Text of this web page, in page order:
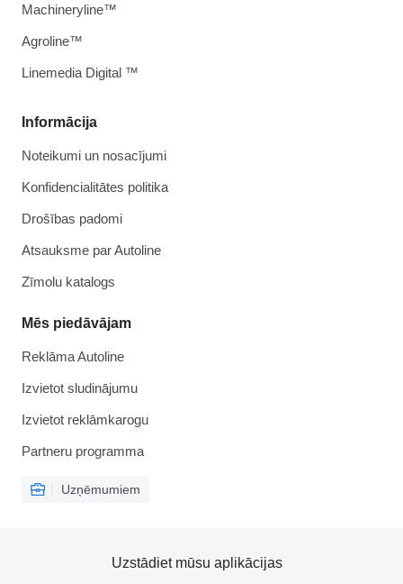
Informācija
Noteikumi un nosacījumi
Konfidencialitātes politika
Drošības padomi
Atsauksme par Autoline
Zīmolu katalogs
Mēs piedāvājam
Reklāma Autoline
Izvietot sludinājumu
Izvietot reklāmkarogu
Partneru programma
Uzņēmumiem
Machineryline™
Agroline™
Linemedia Digital ™
Uzstādiet mūsu aplikācijas